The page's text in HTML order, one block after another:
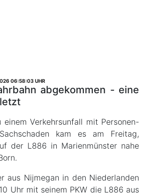
06:58:03 UHR
abgekommen - eine
einem Verkehrsunfall mit Personen-
kam es am Freitag,
der L886 in Marienmünster nahe
aus Nijmegan in den Niederlanden
Uhr mit seinem PKW die L886 aus